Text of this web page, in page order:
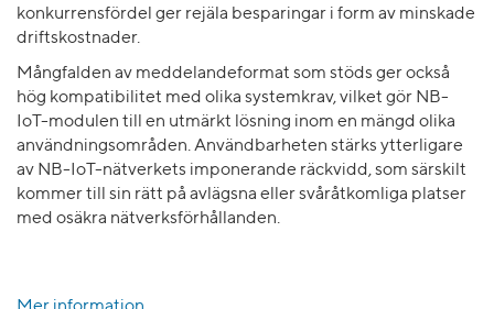
konkurrensfördel ger rejäla besparingar i form av minskade
driftskostnader.
Mångfalden av meddelandeformat som stöds ger också
hög kompatibilitet med olika systemkrav, vilket gör NB-
IoT-modulen till en utmärkt lösning inom en mängd olika
användningsområden. Användbarheten stärks ytterligare
av NB-IoT-nätverkets imponerande räckvidd, som särskilt
kommer till sin rätt på avlägsna eller svåråtkomliga platser
med osäkra nätverksförhållanden.